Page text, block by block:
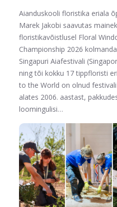
Aianduskooli floristika eriala
Marek Jakobi saavutas
floristikavõistlusel Floral
Championship 2026
Singapuri Aiafestivali
ning tõi kokku 17 tippfloristi
to the World on olnud
alates 2006. aastast,
loomingulisi…